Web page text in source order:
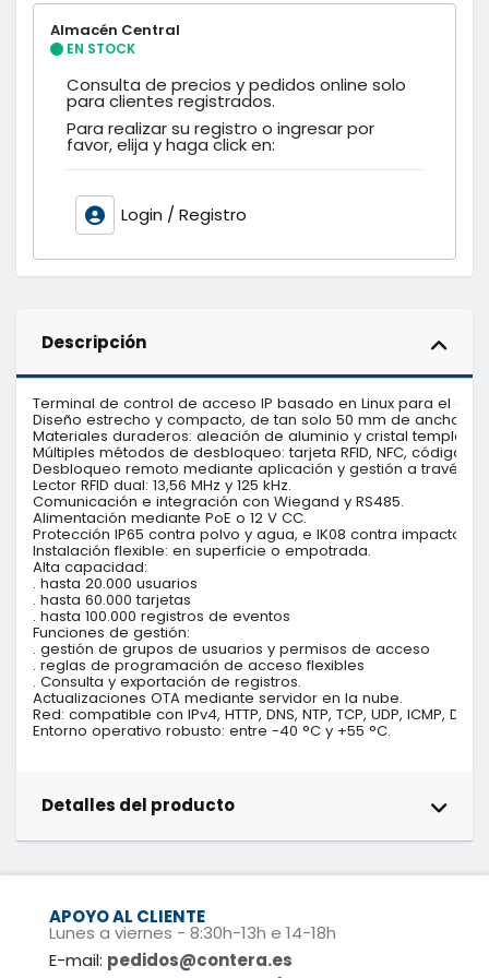
Almacén Central
EN STOCK
Consulta de precios y pedidos online solo
para clientes registrados.
Para realizar su registro o ingresar por
favor, elija y haga click en:
Login / Registro
Descripción
Terminal de control de acceso IP basado en Linux para el
Diseño estrecho y compacto, de tan solo 50 mm de ancho,
Materiales duraderos: aleación de aluminio y cristal templado
Múltiples métodos de desbloqueo: tarjeta RFID, NFC, código
Desbloqueo remoto mediante aplicación y gestión a través
Lector RFID dual: 13,56 MHz y 125 kHz.
Comunicación e integración con Wiegand y RS485.
Alimentación mediante PoE o 12 V CC.
Protección IP65 contra polvo y agua, e IK08 contra impactos.
Instalación flexible: en superficie o empotrada.
Alta capacidad:
. hasta 20.000 usuarios
. hasta 60.000 tarjetas
. hasta 100.000 registros de eventos
Funciones de gestión:
. gestión de grupos de usuarios y permisos de acceso
. reglas de programación de acceso flexibles
. Consulta y exportación de registros.
Actualizaciones OTA mediante servidor en la nube.
Red: compatible con IPv4, HTTP, DNS, NTP, TCP, UDP, ICMP,
Entorno operativo robusto: entre -40 °C y +55 °C.
Detalles del producto
APOYO AL CLIENTE
Lunes a viernes - 8:30h-13h e 14-18h
E-mail: pedidos@contera.es